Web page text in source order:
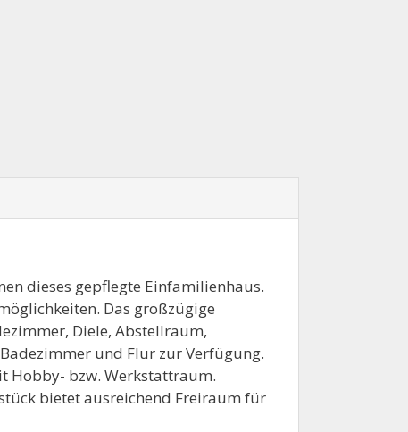
dieses gepflegte Einfamilienhaus.
Das großzügige
Diele, Abstellraum,
und Flur zur Verfügung.
Hobby- bzw. Werkstattraum.
bietet ausreichend Freiraum für